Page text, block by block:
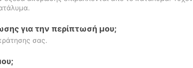
για την περίπτωσή μου;
σας.